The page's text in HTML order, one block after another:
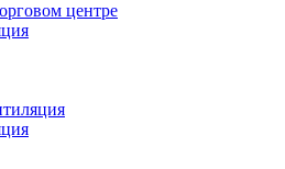
центре